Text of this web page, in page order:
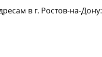
в г. Ростов-на-Дону: